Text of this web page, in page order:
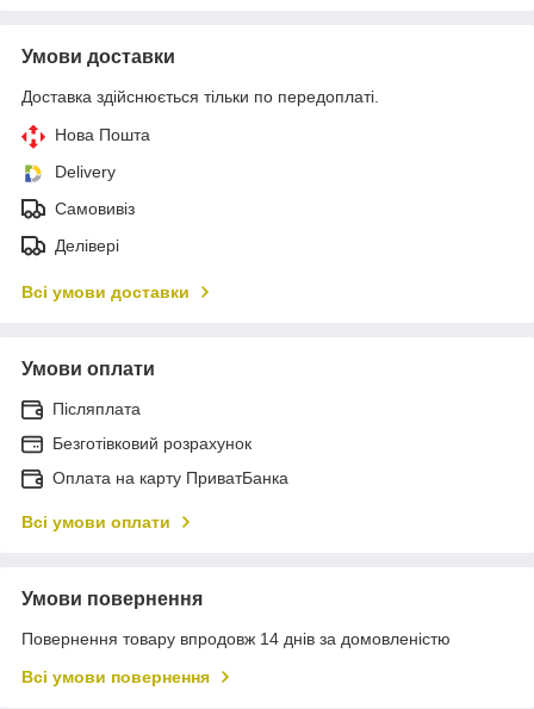
Умови доставки
Доставка здійснюється тільки по передоплаті.
Нова Пошта
Delivery
Самовивіз
Делівері
Всі умови доставки
Умови оплати
Післяплата
Безготівковий розрахунок
Оплата на карту ПриватБанка
Всі умови оплати
Умови повернення
Повернення товару впродовж 14 днів за домовленістю
Всі умови повернення